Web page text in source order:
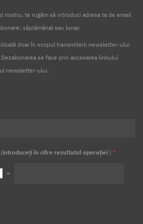
nostru, te rugăm să introduci adresa ta de email
săptămânal sau lunar.
doar în scopul transmiterii newsletter-ului
se face prin accesarea linkului
newsletter-ului.
introduceți în cifre rezultatul operației ) *
=